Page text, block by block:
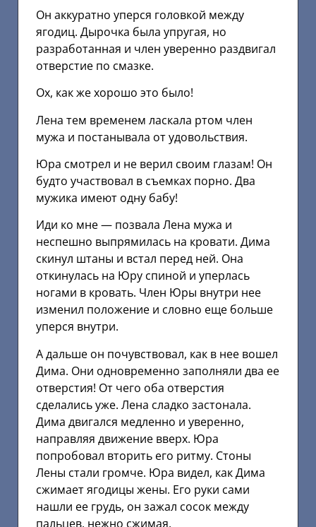
Он аккуратно уперся головкой между
ягодиц. Дырочка была упругая, но
разработанная и член уверенно раздвигал
отверстие по смазке.
Ох, как же хорошо это было!
Лена тем временем ласкала ртом член
мужа и постанывала от удовольствия.
Юра смотрел и не верил своим глазам! Он
будто участвовал в съемках порно. Два
мужика имеют одну бабу!
Иди ко мне — позвала Лена мужа и
неспешно выпрямилась на кровати. Дима
скинул штаны и встал перед ней. Она
откинулась на Юру спиной и уперлась
ногами в кровать. Член Юры внутри нее
изменил положение и словно еще больше
уперся внутри.
А дальше он почувствовал, как в нее вошел
Дима. Они одновременно заполняли два ее
отверстия! От чего оба отверстия
сделались уже. Лена сладко застонала.
Дима двигался медленно и уверенно,
направляя движение вверх. Юра
попробовал вторить его ритму. Стоны
Лены стали громче. Юра видел, как Дима
сжимает ягодицы жены. Его руки сами
нашли ее грудь, он зажал сосок между
пальцев, нежно сжимая.